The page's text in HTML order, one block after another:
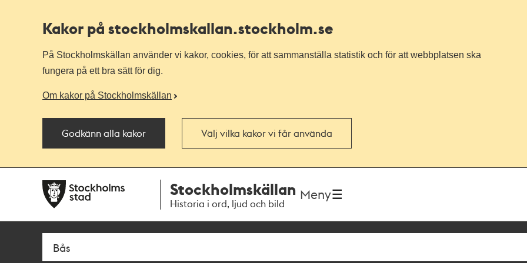
Kakor på stockholmskallan.stockholm.se
På Stockholmskällan använder vi kakor, cookies, för att sammanställa statistik och för att webbplatsen ska
fungera på ett bra sätt för dig.
Om kakor på Stockholmskällan
Godkänn alla kakor Välj vilka kakor vi får använda
navigationen
huvudinnehållet
Stockholmskällan
Historia i ord, ljud och bild
Meny
SökFritextsök